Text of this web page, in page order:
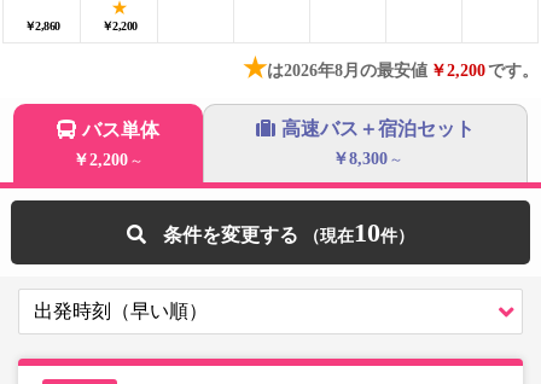
￥2,860 ￥2,200
★は2026年8月の最安値 ￥2,200です。
バス単体
￥2,200 ～
高速バス＋宿泊セット
￥8,300 ～
条件を変更する 10